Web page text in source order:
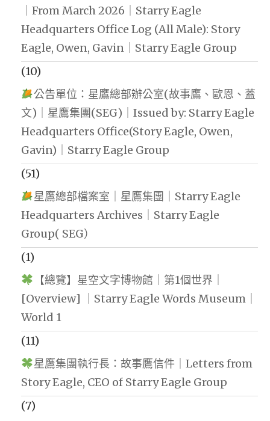
｜From March 2026｜Starry Eagle
Headquarters Office Log (All Male): Story
Eagle, Owen, Gavin｜Starry Eagle Group
(10)
公告單位：星鷹總部辦公室(故事鷹、歐恩、蓋
文)｜星鷹集團(SEG)｜Issued by: Starry Eagle
Headquarters Office(Story Eagle, Owen,
Gavin)｜Starry Eagle Group
(51)
星鷹總部檔案室｜星鷹集團｜Starry Eagle
Headquarters Archives｜Starry Eagle
Group( SEG）
(1)
【總覽】星空文字博物館｜第1個世界｜
[Overview] ｜Starry Eagle Words Museum｜
World 1
(11)
星鷹集團執行長：故事鷹信件｜Letters from
Story Eagle, CEO of Starry Eagle Group
(7)